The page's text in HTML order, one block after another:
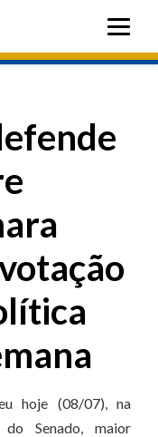
hoje (08/07), na
Senado, maior